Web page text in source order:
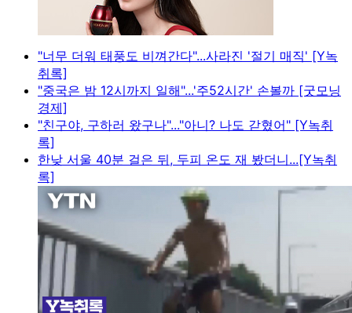
"너무 더워 태풍도 비껴간다"...사라진 '절기 매직' [Y녹
취록]
"중국은 밤 12시까지 일해"...'주52시간' 손볼까 [굿모닝
경제]
"친구야, 구하러 왔구나"..."아니? 나도 갇혔어" [Y녹취
록]
한낮 서울 40분 걸은 뒤, 두피 온도 재 봤더니...[Y녹취
록]